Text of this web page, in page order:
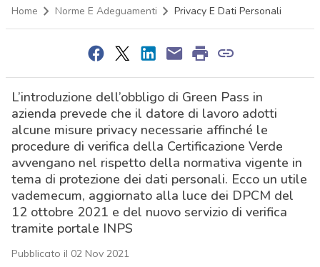
Home Norme E Adeguamenti Privacy E Dati Personali
L’introduzione dell’obbligo di Green Pass in
azienda prevede che il datore di lavoro adotti
alcune misure privacy necessarie affinché le
procedure di verifica della Certificazione Verde
avvengano nel rispetto della normativa vigente in
tema di protezione dei dati personali. Ecco un utile
vademecum, aggiornato alla luce dei DPCM del
12 ottobre 2021 e del nuovo servizio di verifica
tramite portale INPS
Pubblicato il 02 Nov 2021